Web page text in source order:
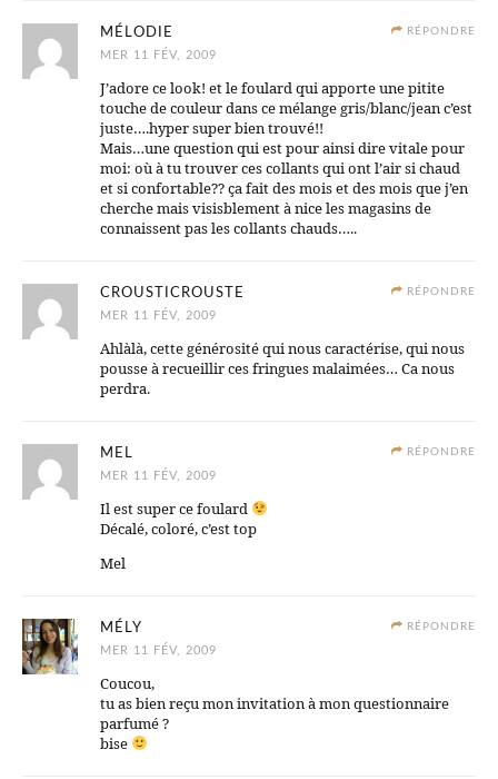
RÉPONDRE
MÉLODIE
MER 11 FÉV, 2009
J’adore ce look! et le foulard qui apporte une pitite
touche de couleur dans ce mélange gris/blanc/jean c’est
juste….hyper super bien trouvé!!
Mais…une question qui est pour ainsi dire vitale pour
moi: où à tu trouver ces collants qui ont l’air si chaud
et si confortable?? ça fait des mois et des mois que j’en
cherche mais visisblement à nice les magasins de
connaissent pas les collants chauds…..
RÉPONDRE
CROUSTICROUSTE
MER 11 FÉV, 2009
Ahlàlà, cette générosité qui nous caractérise, qui nous
pousse à recueillir ces fringues malaimées… Ca nous
perdra.
RÉPONDRE
MEL
MER 11 FÉV, 2009
Il est super ce foulard
Décalé, coloré, c’est top
Mel
RÉPONDRE
MÉLY
MER 11 FÉV, 2009
Coucou,
tu as bien reçu mon invitation à mon questionnaire
parfumé ?
bise